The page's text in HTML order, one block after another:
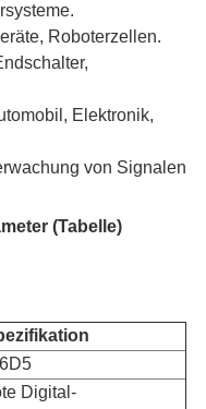
Roboterzellen.
Elektronik,
von Signalen
(Tabelle)
Digital-